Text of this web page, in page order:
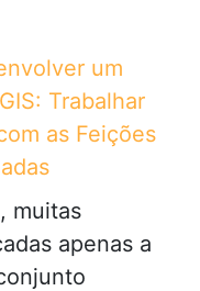
um
Trabalhar
as Feições
muitas
apenas a